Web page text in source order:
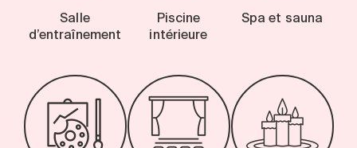
Salle
d’entraînement
Piscine
intérieure
Spa et sauna